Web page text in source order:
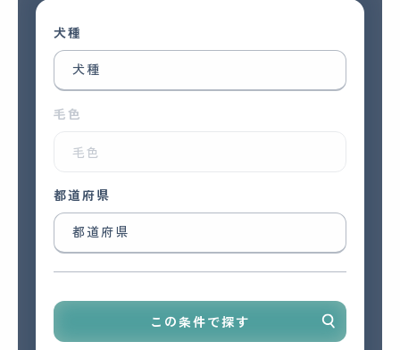
犬種
犬種
毛色
毛色
都道府県
都道府県
この条件で探す